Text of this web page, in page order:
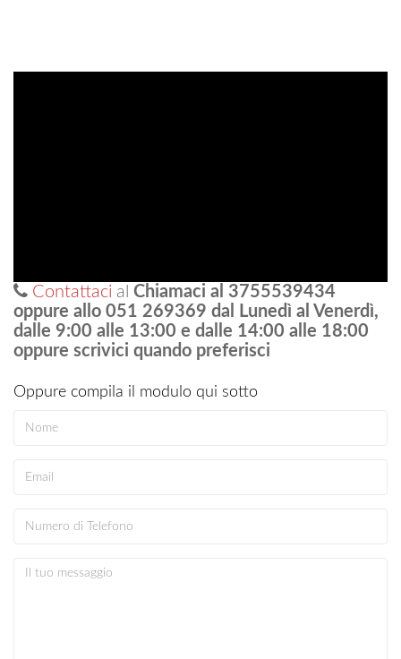
Contattaci al Chiamaci al 3755539434
oppure allo 051 269369 dal Lunedì al Venerdì,
dalle 9:00 alle 13:00 e dalle 14:00 alle 18:00
oppure scrivici quando preferisci
Oppure compila il modulo qui sotto